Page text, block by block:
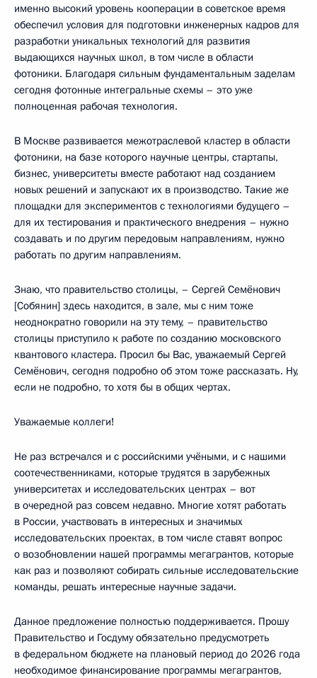
именно высокий уровень кооперации в советское время
обеспечил условия для подготовки инженерных кадров для
разработки уникальных технологий для развития
выдающихся научных школ, в том числе в области
фотоники. Благодаря сильным фундаментальным заделам
сегодня фотонные интегральные схемы – это уже
полноценная рабочая технология.
В Москве развивается межотраслевой кластер в области
фотоники, на базе которого научные центры, стартапы,
бизнес, университеты вместе работают над созданием
новых решений и запускают их в производство. Такие же
площадки для экспериментов с технологиями будущего –
для их тестирования и практического внедрения – нужно
создавать и по другим передовым направлениям, нужно
работать по другим направлениям.
Знаю, что правительство столицы, – Сергей Семёнович
[Собянин] здесь находится, в зале, мы с ним тоже
неоднократно говорили на эту тему, – правительство
столицы приступило к работе по созданию московского
квантового кластера. Просил бы Вас, уважаемый Сергей
Семёнович, сегодня подробно об этом тоже рассказать. Ну,
если не подробно, то хотя бы в общих чертах.
Уважаемые коллеги!
Не раз встречался и с российскими учёными, и с нашими
соотечественниками, которые трудятся в зарубежных
университетах и исследовательских центрах – вот
в очередной раз совсем недавно. Многие хотят работать
в России, участвовать в интересных и значимых
исследовательских проектах, в том числе ставят вопрос
о возобновлении нашей программы мегагрантов, которые
как раз и позволяют собирать сильные исследовательские
команды, решать интересные научные задачи.
Данное предложение полностью поддерживается. Прошу
Правительство и Госдуму обязательно предусмотреть
в федеральном бюджете на плановый период до 2026 года
необходимое финансирование программы мегагрантов,